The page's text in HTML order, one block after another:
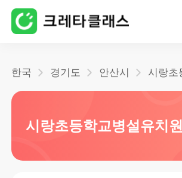
한국 경기도 안산시
시랑초등학교병설유치원